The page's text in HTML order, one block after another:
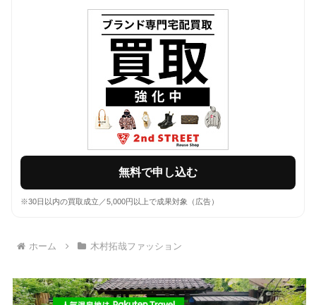
無料で申し込む
※30日以内の買取成立／5,000円以上で成果対象（広告）
ホーム 木村拓哉ファッション